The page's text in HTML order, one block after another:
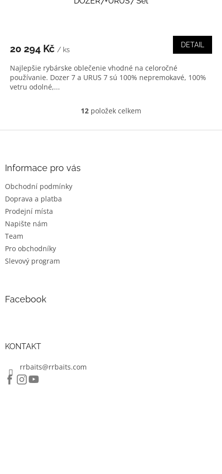
20 294 Kč / ks
DETAIL
Najlepšie rybárske oblečenie vhodné na celoročné
používanie. Dozer 7 a URUS 7 sú 100% nepremokavé, 100%
vetru odolné,...
O
l
12 položek celkem
Informace pro vás
Obchodní podmínky
Doprava a platba
Prodejní místa
Napište nám
Team
Pro obchodníky
Slevový program
Facebook
KONTAKT
rrbaits@rrbaits.com